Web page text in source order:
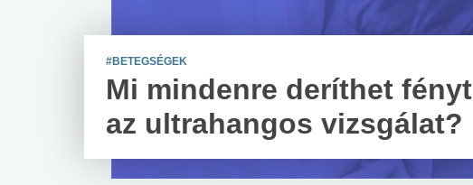
#BETEGSÉGEK
Mi mindenre deríthet fényt
az ultrahangos vizsgálat?